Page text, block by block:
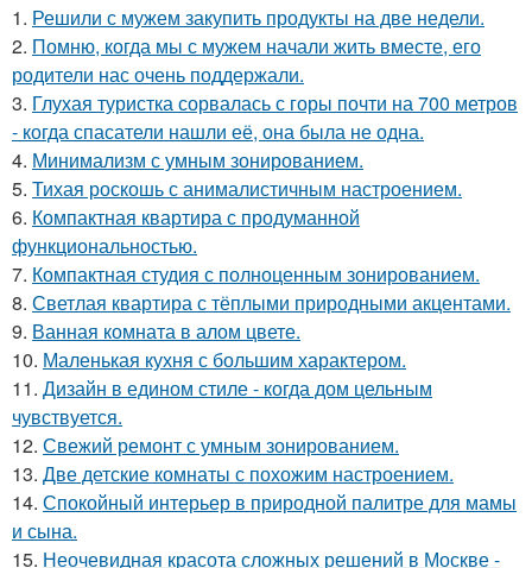
1. Решили с мужем закупить продукты на две недели.
2. Помню, когда мы с мужем начали жить вместе, его
родители нас очень поддержали.
3. Глухая туристка сорвалась с горы почти на 700 метров
- когда спасатели нашли её, она была не одна.
4. Минимализм с умным зонированием.
5. Тихая роскошь с анималистичным настроением.
6. Компактная квартира с продуманной
функциональностью.
7. Компактная студия с полноценным зонированием.
8. Светлая квартира с тёплыми природными акцентами.
9. Ванная комната в алом цвете.
10. Маленькая кухня с большим характером.
11. Дизайн в едином стиле - когда дом цельным
чувствуется.
12. Свежий ремонт с умным зонированием.
13. Две детские комнаты с похожим настроением.
14. Спокойный интерьер в природной палитре для мамы
и сына.
15. Неочевидная красота сложных решений в Москве -